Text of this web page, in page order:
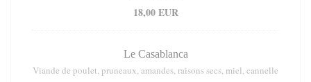
18,00 EUR
Le Casablanca
Viande de poulet, pruneaux, amandes, raisons secs, miel, cannelle